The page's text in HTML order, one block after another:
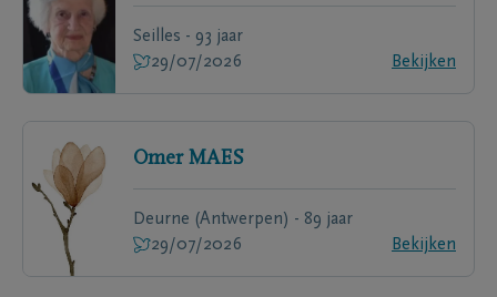
Seilles - 93 jaar
29/07/2026
Bekijken
Omer MAES
Deurne (Antwerpen) - 89 jaar
29/07/2026
Bekijken